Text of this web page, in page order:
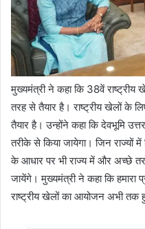
मुख्यमंत्री ने कहा कि 38वें
तरह से तैयार है। राष्ट्रीय खेलों के
तैयार है। उन्होंने कहा कि देवभूमि
तरीके से किया जायेगा। जिन राज्यों
के आधार पर भी राज्य में और अच्छे
जायेंगे। मुख्यमंत्री ने कहा कि हमारा
राष्ट्रीय खेलों का आयोजन अभी तक